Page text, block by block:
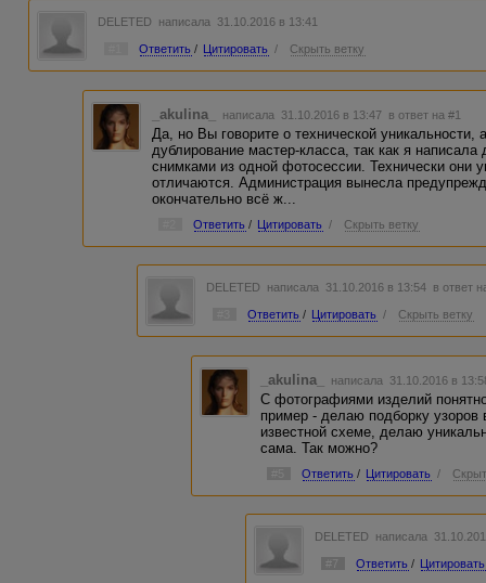
DELETED написала 31.10.2016 в 13:41
Ответить / Цитировать / Скрыть ветку
_akulina_ написала 31.10.2016 в 13:47 в ответ на #1
Да, но Вы говорите о технической уникальности,
дублирование мастер-класса, так как я
снимками из одной фотосессии. Технически они
отличаются. Администрация вынесла
окончательно всё ж...
Ответить / Цитировать / Скрыть ветку
DELETED написала 31.10.2016 в 13:54 в ответ
Ответить / Цитировать / Скрыть ветку
_akulina_ написала 31.10.2016 в
С фотографиями изделий
пример - делаю подборку узоров
известной схеме, делаю
сама. Так можно?
Ответить / Цитировать /
DELETED написала
#7 Ответить / Цитировать